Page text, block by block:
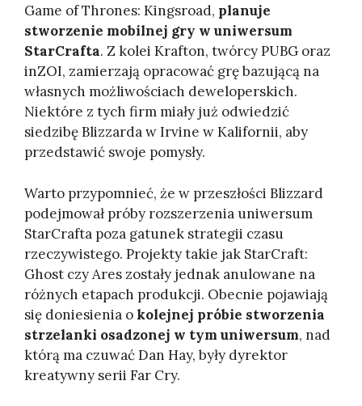
Game of Thrones: Kingsroad, planuje
stworzenie mobilnej gry w uniwersum
StarCrafta. Z kolei Krafton, twórcy PUBG oraz
inZOI, zamierzają opracować grę bazującą na
własnych możliwościach deweloperskich.
Niektóre z tych firm miały już odwiedzić
siedzibę Blizzarda w Irvine w Kalifornii, aby
przedstawić swoje pomysły.
Warto przypomnieć, że w przeszłości Blizzard
podejmował próby rozszerzenia uniwersum
StarCrafta poza gatunek strategii czasu
rzeczywistego. Projekty takie jak StarCraft:
Ghost czy Ares zostały jednak anulowane na
różnych etapach produkcji. Obecnie pojawiają
się doniesienia o kolejnej próbie stworzenia
strzelanki osadzonej w tym uniwersum, nad
którą ma czuwać Dan Hay, były dyrektor
kreatywny serii Far Cry. ​